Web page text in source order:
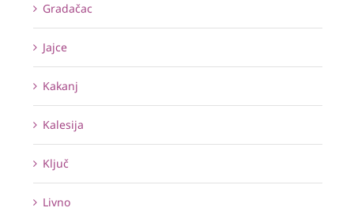
Gradačac
Jajce
Kakanj
Kalesija
Ključ
Livno